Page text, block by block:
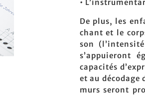
•
De plus, les
chant et le
son
s’appuieront
capacités
et au décodage
murs seront